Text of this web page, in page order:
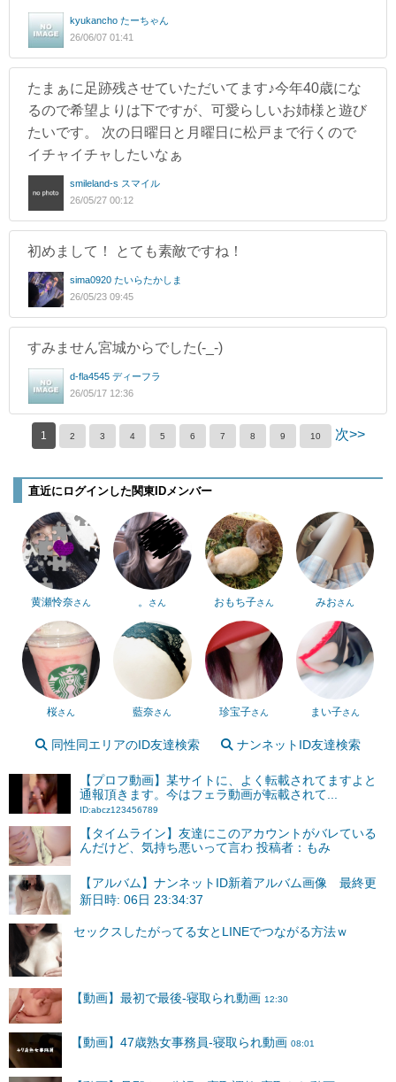
kyukancho たーちゃん
26/06/07 01:41
たまぁに足跡残させていただいてます♪今年40歳にな
るので希望よりは下ですが、可愛らしいお姉様と遊び
たいです。 次の日曜日と月曜日に松戸まで行くので
イチャイチャしたいなぁ
smileland-s スマイル
26/05/27 00:12
初めまして！ とても素敵ですね！
sima0920 たいらたかしま
26/05/23 09:45
すみません宮城からでした(-_-)
d-fla4545 ディーフラ
26/05/17 12:36
1 2 3 4 5 6 7 8 9 10 次>>
直近にログインした関東IDメンバー
黄瀬怜奈さん 。 さん おもち子さん みおさん
桜さん 藍奈さん 珍宝子さん まい子さん
同性同エリアのID友達検索 ナンネットID友達検索
【プロフ動画】某サイトに、よく転載されてますよと
通報頂きます。今はフェラ動画が転載されて...
ID:abcz123456789
【タイムライン】友達にこのアカウントがバレている
んだけど、気持ち悪いって言わ 投稿者：もみ
【アルバム】ナンネットID新着アルバム画像 最終更
新日時: 06日 23:34:37